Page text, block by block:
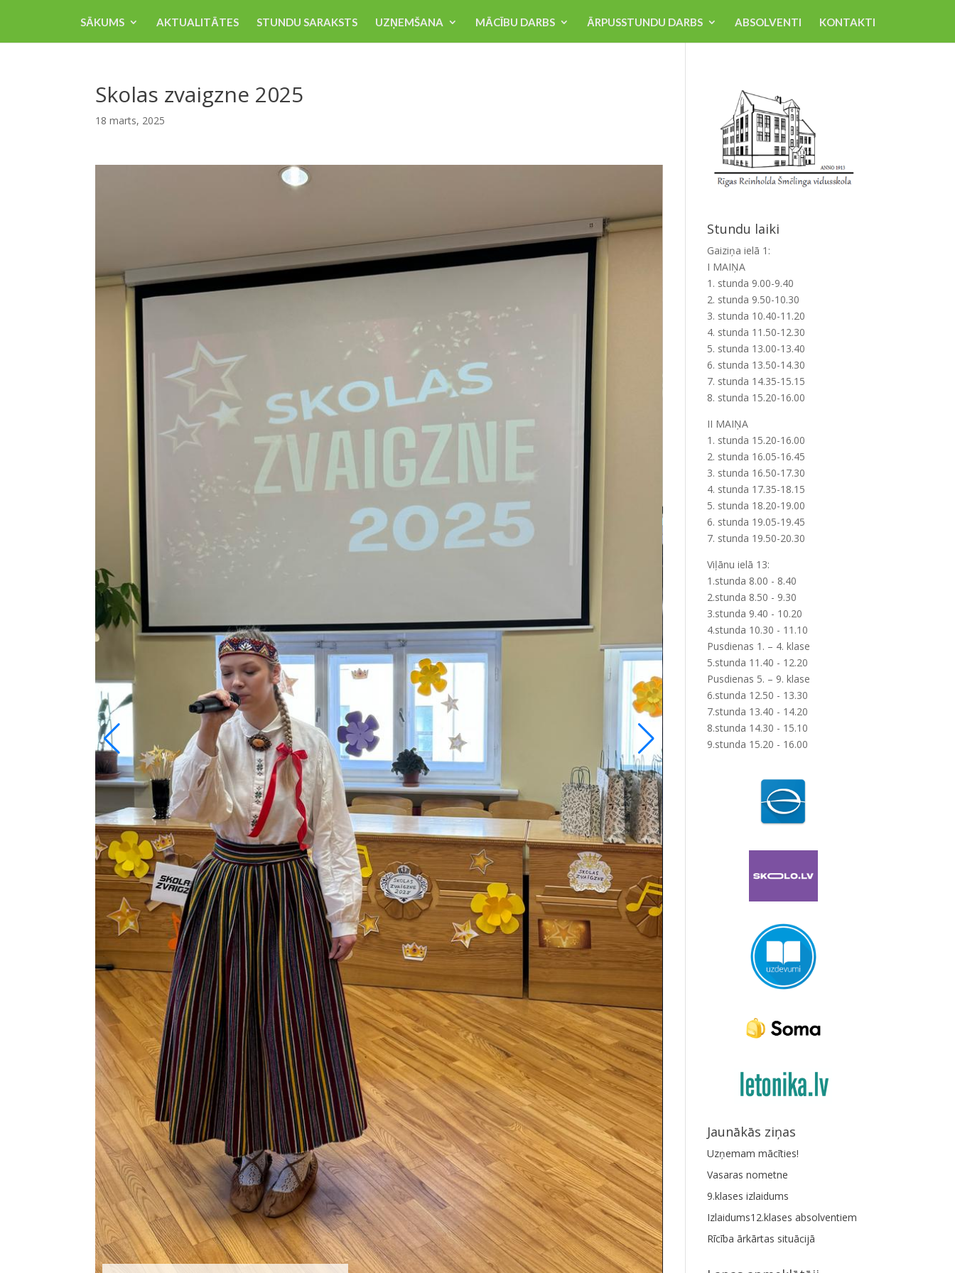
SĀKUMS AKTUALITĀTES STUNDU SARAKSTS UZŅEMŠANA MĀCĪBU DARBS ĀRPUSSTUNDU DARBS ABSOLVENTI KONTAKTI
Skolas zvaigzne 2025
18 marts, 2025
Stundu laiki
Gaiziņa ielā 1:
I MAIŅA
1. stunda 9.00-9.40
2. stunda 9.50-10.30
3. stunda 10.40-11.20
4. stunda 11.50-12.30
5. stunda 13.00-13.40
6. stunda 13.50-14.30
7. stunda 14.35-15.15
8. stunda 15.20-16.00
II MAIŅA
1. stunda 15.20-16.00
2. stunda 16.05-16.45
3. stunda 16.50-17.30
4. stunda 17.35-18.15
5. stunda 18.20-19.00
6. stunda 19.05-19.45
7. stunda 19.50-20.30
Viļānu ielā 13:
1.stunda 8.00 - 8.40
2.stunda 8.50 - 9.30
3.stunda 9.40 - 10.20
4.stunda 10.30 - 11.10
Pusdienas 1. – 4. klase
5.stunda 11.40 - 12.20
Pusdienas 5. – 9. klase
6.stunda 12.50 - 13.30
7.stunda 13.40 - 14.20
8.stunda 14.30 - 15.10
9.stunda 15.20 - 16.00
Jaunākās ziņas
Uzņemam mācīties!
Vasaras nometne
9.klases izlaidums
Izlaidums12.klases absolventiem
Rīcība ārkārtas situācijā